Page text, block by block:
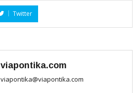
Twitter
viapontika.com
viapontika@viapontika.com